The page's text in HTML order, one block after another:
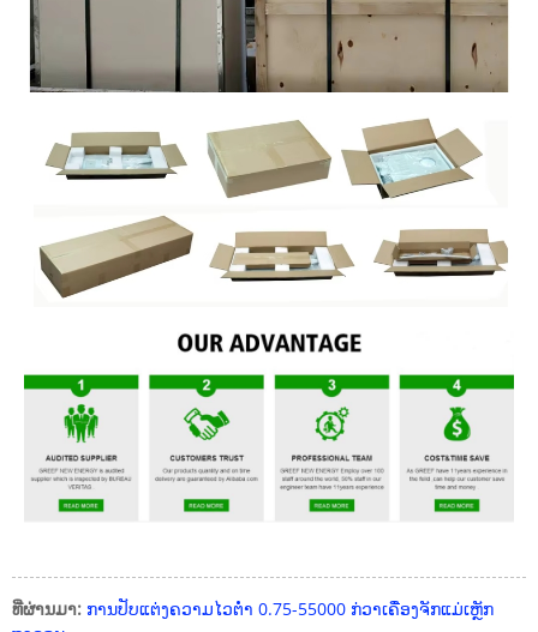
ທີ່ຜ່ານມາ: ການປັບແຕ່ງຄວາມໄວຕ່ໍາ 0.75-55000 ກ່ວາເຄື່ອງຈັກແມ່ເຫຼັກ